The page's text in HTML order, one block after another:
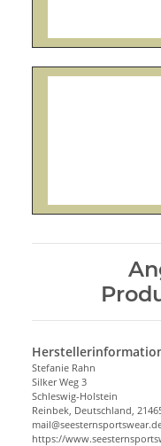
Stefanie Rahn
Silker Weg 3
Schleswig-Holstein
Reinbek, Deutschland,
https://